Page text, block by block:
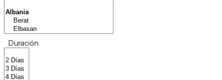
Duración